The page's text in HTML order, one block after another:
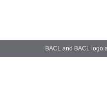
BACL and BACL